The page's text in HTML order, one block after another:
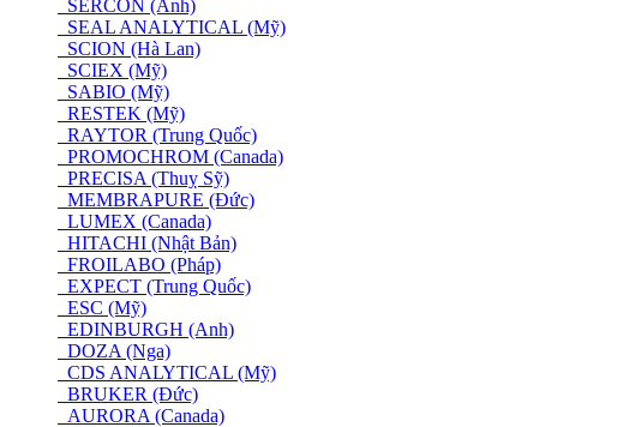
SERCON (Anh)
SEAL ANALYTICAL (Mỹ)
SCION (Hà Lan)
SCIEX (Mỹ)
SABIO (Mỹ)
RESTEK (Mỹ)
RAYTOR (Trung Quốc)
PROMOCHROM (Canada)
PRECISA (Thuỵ Sỹ)
MEMBRAPURE (Đức)
LUMEX (Canada)
HITACHI (Nhật Bản)
FROILABO (Pháp)
EXPECT (Trung Quốc)
ESC (Mỹ)
EDINBURGH (Anh)
DOZA (Nga)
CDS ANALYTICAL (Mỹ)
BRUKER (Đức)
AURORA (Canada)